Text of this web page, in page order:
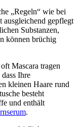
„Regeln“ wie bei
ausgleichend gepflegt
Substanzen,
können brüchig
Mascara tragen
Ihre
kleinen Haare rund
besteht
und enthält
.